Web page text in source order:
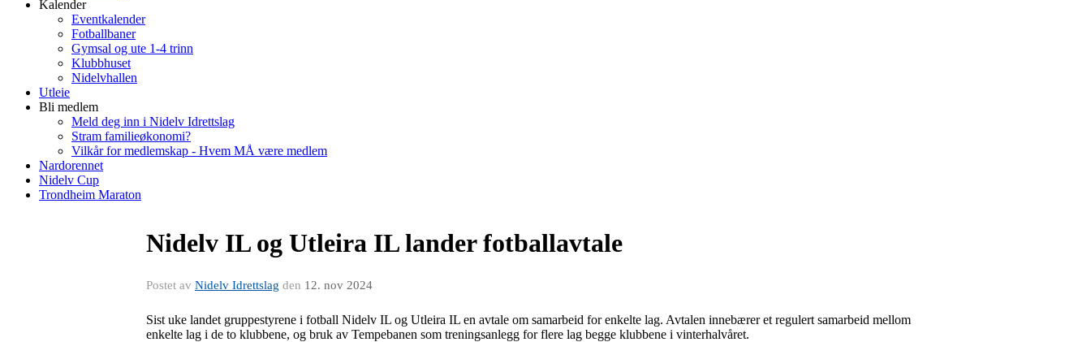
Kalender
Eventkalender
Fotballbaner
Gymsal og ute 1-4 trinn
Klubbhuset
Nidelvhallen
Utleie
Bli medlem
Meld deg inn i Nidelv Idrettslag
Stram familieøkonomi?
Vilkår for medlemskap - Hvem MÅ være medlem
Nardorennet
Nidelv Cup
Trondheim Maraton
Nidelv IL og Utleira IL lander fotballavtale
Postet av Nidelv Idrettslag den 12. nov 2024
Sist uke landet gruppestyrene i fotball Nidelv IL og Utleira IL en avtale om samarbeid for enkelte lag. Avtalen innebærer et regulert samarbeid mellom
enkelte lag i de to klubbene, og bruk av Tempebanen som treningsanlegg for flere lag begge klubbene i vinterhalvåret.